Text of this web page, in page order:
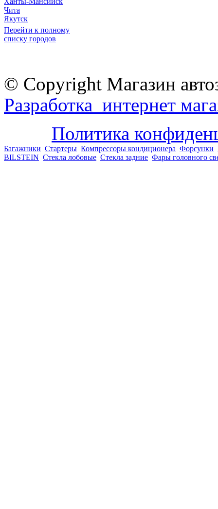
Чита
Якутск
Перейти к полному
списку городов
© Copyright Магазин
Разработка интернет
Политика
Багажники Стартеры Компрессоры кондиционера Форсунки
BILSTEIN Стекла лобовые Стекла задние Фары головного